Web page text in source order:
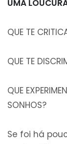
UMA
QUE TE
QUE TE
QUE
SONHOS?
Se foi há